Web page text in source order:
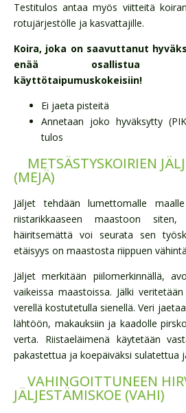
Testitulos antaa myös viitteitä
rotujärjestölle ja kasvattajille.
Koira, joka on saavuttanut
enää osallistua
käyttötaipumuskokeisiin!
Ei jaeta pisteitä
Annetaan joko hyväksytty
tulos
METSÄSTYSKOIRIEN
(MEJÄ)
Jäljet tehdään lumettomalle
riistarikkaaseen maastoon
häiritsemättä voi seurata sen
etäisyys on maastosta riippuen
Jäljet merkitään piilomerkinnällä,
vaikeissa maastoissa. Jälki
verellä kostutetulla sienellä. Veri
lähtöön, makauksiin ja kaadolle
verta. Riistaeläimenä käytetään
pakastettua ja koepäiväksi sulatettua
VAHINGOITTUNEEN
JÄLJESTÄMISKOE (VAHI)